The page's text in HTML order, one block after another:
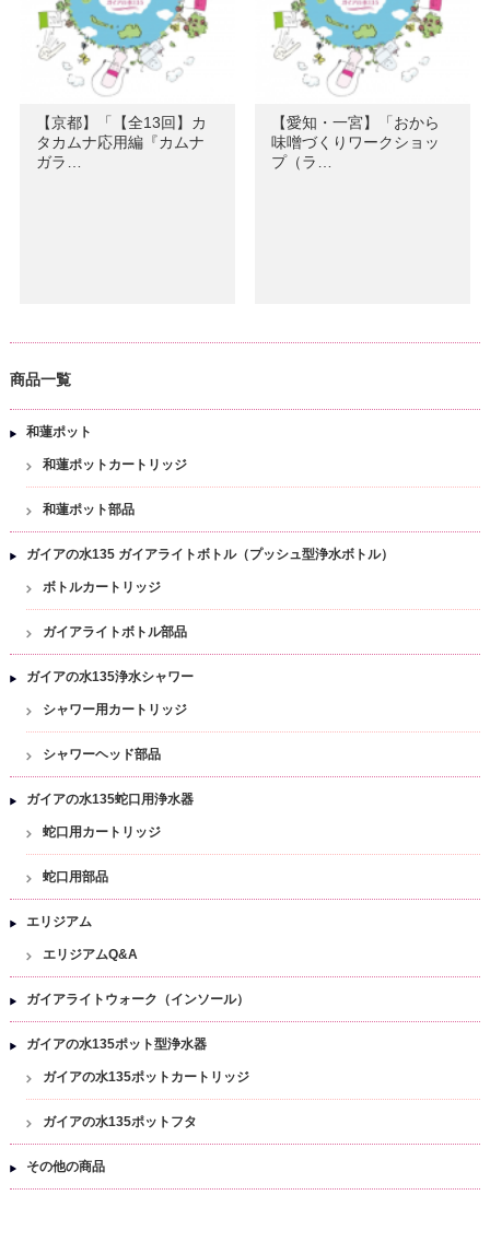
【京都】「【全13回】カ
タカムナ応用編『カムナ
ガラ…
【愛知・一宮】「おから
味噌づくりワークショッ
プ（ラ…
商品一覧
和蓮ポット
和蓮ポットカートリッジ
和蓮ポット部品
ガイアの水135 ガイアライトボトル（プッシュ型浄水ボトル）
ボトルカートリッジ
ガイアライトボトル部品
ガイアの水135浄水シャワー
シャワー用カートリッジ
シャワーヘッド部品
ガイアの水135蛇口用浄水器
蛇口用カートリッジ
蛇口用部品
エリジアム
エリジアムQ&A
ガイアライトウォーク（インソール）
ガイアの水135ポット型浄水器
ガイアの水135ポットカートリッジ
ガイアの水135ポットフタ
その他の商品